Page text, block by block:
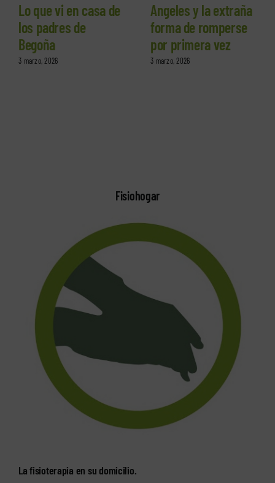
Lo que vi en casa de
los padres de
Begoña
3 marzo, 2026
Angeles y la extraña
forma de romperse
por primera vez
3 marzo, 2026
Fisiohogar
La fisioterapia en su domicilio.